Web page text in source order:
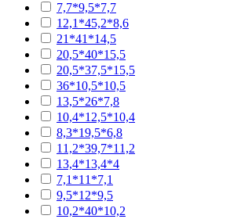
7,7*9,5*7,7
12,1*45,2*8,6
21*41*14,5
20,5*40*15,5
20,5*37,5*15,5
36*10,5*10,5
13,5*26*7,8
10,4*12,5*10,4
8,3*19,5*6,8
11,2*39,7*11,2
13,4*13,4*4
7,1*11*7,1
9,5*12*9,5
10,2*40*10,2